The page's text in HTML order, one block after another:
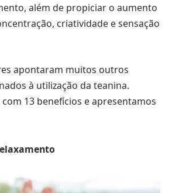
além de propiciar o aumento
criatividade e sensação
apontaram muitos outros
à utilização da teanina.
13 benefícios e apresentamos